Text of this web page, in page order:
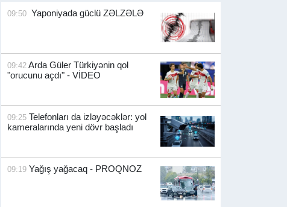
09:50 Yaponiyada güclü ZƏLZƏLƏ
09:42 Arda Güler Türkiyənin qol
"orucunu açdı" - VİDEO
09:25 Telefonları da izləyəcəklər: yol
kameralarında yeni dövr başladı
09:19 Yağış yağacaq - PROQNOZ